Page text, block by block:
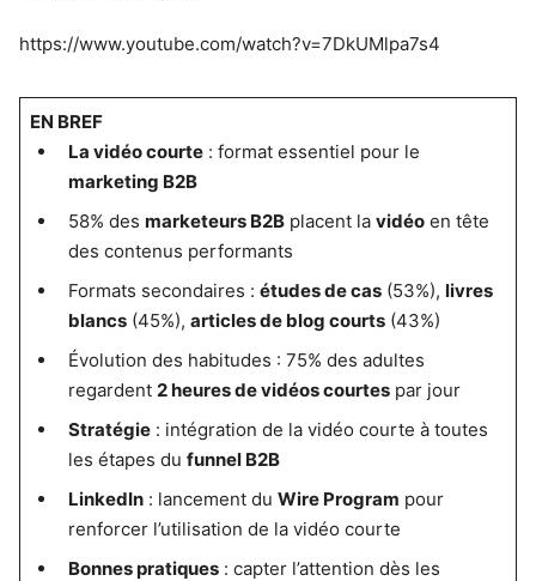
https://www.youtube.com/watch?v=7DkUMlpa7s4
EN BREF
La vidéo courte: format essentiel pour le
marketing B2B
58% des marketeurs B2Bplacent la vidéoen tête
des contenus performants
Formats secondaires : études de cas(53%), livres
blancs(45%), articles de blog courts(43%)
Évolution des habitudes : 75% des adultes
regardent 2 heures de vidéos courtespar jour
Stratégie: intégration de la vidéo courte à toutes
les étapes du funnel B2B
LinkedIn: lancement du Wire Program pour
renforcer l’utilisation de la vidéo courte
Bonnes pratiques: capter l’attention dès les